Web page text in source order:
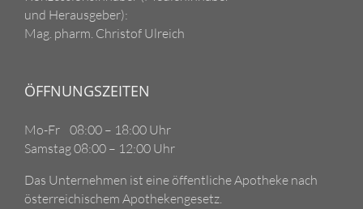
und Herausgeber):
Mag. pharm. Christof Ulreich
ÖFFNUNGSZEITEN
Mo-Fr 08:00 – 18:00 Uhr
Samstag 08:00 – 12:00 Uhr
Das Unternehmen ist eine öffentliche Apotheke nach
österreichischem Apothekengesetz.